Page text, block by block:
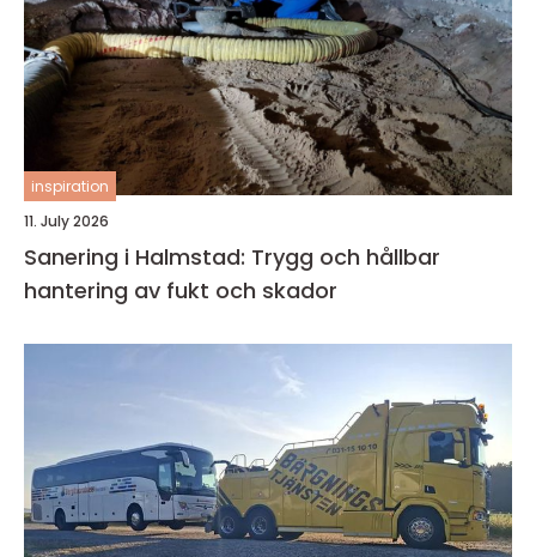
inspiration
11. July 2026
Sanering i Halmstad: Trygg och hållbar
hantering av fukt och skador